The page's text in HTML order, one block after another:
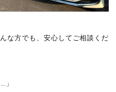
な方でも、安心してご相談くだ
」